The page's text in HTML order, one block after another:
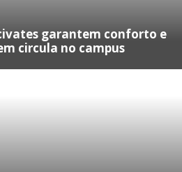
garantem conforto e
circula no campus